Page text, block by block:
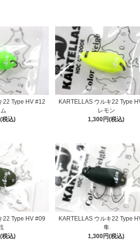
22 Type HV #12
税込)
KARTELLAS ウルキ22 Type
レモン
1,300円(税込)
22 Type HV #09
税込)
KARTELLAS ウルキ22 Type
隼
1,300円(税込)